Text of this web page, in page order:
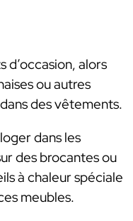
d’occasion, alors
ou autres
des vêtements.
dans les
des brocantes ou
à chaleur spéciale
meubles.